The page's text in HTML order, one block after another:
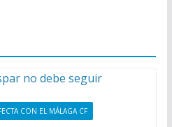
CON EL MÁLAGA CF